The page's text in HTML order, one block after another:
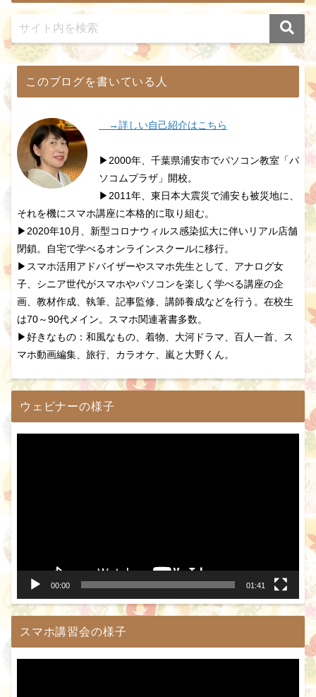
このブログを書いている人
→詳しい自己紹介はこちら
▶2000年、千葉県浦安市でパソコン教室「パ
ソコムプラザ」開校。
▶2011年、東日本大震災で浦安も被災地に、
それを機にスマホ講座に本格的に取り組む。
▶2020年10月、新型コロナウィルス感染拡大に伴いリアル店舗
閉鎖。自宅で学べるオンラインスクールに移行。
▶スマホ活用アドバイザーやスマホ先生として、アナログ女
子、シニア世代がスマホやパソコンを楽しく学べる講座の企
画、教材作成、執筆、記事監修、講師養成などを行う。在校生
は70～90代メイン。スマホ関連著書多数。
▶好きなもの：和風なもの、着物、大河ドラマ、百人一首、ス
マホ動画編集、旅行、カラオケ、嵐と大野くん。
ウェビナーの様子
00:00 01:41
スマホ講習会の様子